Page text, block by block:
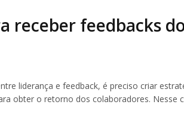
receber feedbacks
liderança e feedback, é preciso criar
obter o retorno dos colaboradores. Nesse